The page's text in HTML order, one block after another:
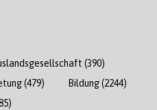
(390)
(479) Bildung(2244)